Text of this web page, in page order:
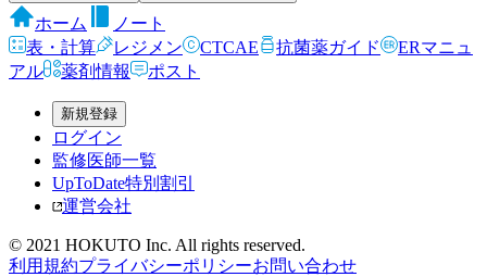
ホーム
ノート
表・計算
レジメン CTCAE 抗菌薬ガイド
ERマニュ
アル
薬剤情報 ポスト
新規登録
ログイン
監修医師一覧
UpToDate特別割引
運営会社
© 2021 HOKUTO Inc. All rights reserved.
利用規約プライバシーポリシーお問い合わせ